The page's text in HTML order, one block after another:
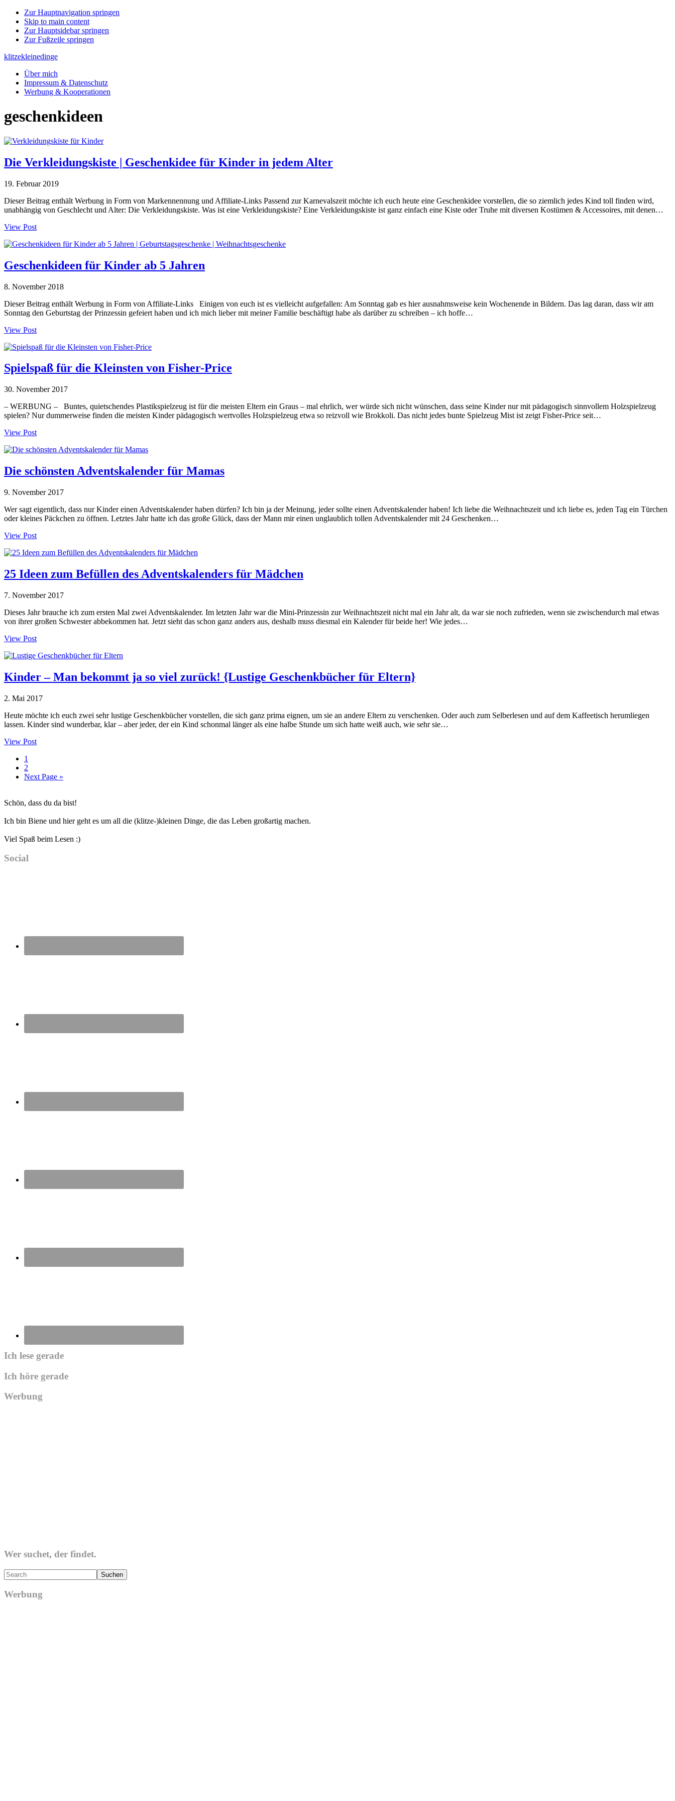
Zur Hauptnavigation springen
Skip to main content
Zur Hauptsidebar springen
Zur Fußzeile springen
klitzekleinedinge
Über mich
Impressum & Datenschutz
Werbung & Kooperationen
geschenkideen
Die Verkleidungskiste | Geschenkidee für Kinder in jedem Alter
19. Februar 2019
Dieser Beitrag enthält Werbung in Form von Markennennung und Affiliate-Links Passend zur Karnevalszeit möchte ich euch heute eine Geschenkidee vorstellen, die so ziemlich jedes Kind toll finden wird,
unabhängig von Geschlecht und Alter: Die Verkleidungskiste. Was ist eine Verkleidungskiste? Eine Verkleidungskiste ist ganz einfach eine Kiste oder Truhe mit diversen Kostümen & Accessoires, mit denen…
View Post
Geschenkideen für Kinder ab 5 Jahren
8. November 2018
Dieser Beitrag enthält Werbung in Form von Affiliate-Links Einigen von euch ist es vielleicht aufgefallen: Am Sonntag gab es hier ausnahmsweise kein Wochenende in Bildern. Das lag daran, dass wir am
Sonntag den Geburtstag der Prinzessin gefeiert haben und ich mich lieber mit meiner Familie beschäftigt habe als darüber zu schreiben – ich hoffe…
View Post
Spielspaß für die Kleinsten von Fisher-Price
30. November 2017
– WERBUNG – Buntes, quietschendes Plastikspielzeug ist für die meisten Eltern ein Graus – mal ehrlich, wer würde sich nicht wünschen, dass seine Kinder nur mit pädagogisch sinnvollem Holzspielzeug
spielen? Nur dummerweise finden die meisten Kinder pädagogisch wertvolles Holzspielzeug etwa so reizvoll wie Brokkoli. Das nicht jedes bunte Spielzeug Mist ist zeigt Fisher-Price seit…
View Post
Die schönsten Adventskalender für Mamas
9. November 2017
Wer sagt eigentlich, dass nur Kinder einen Adventskalender haben dürfen? Ich bin ja der Meinung, jeder sollte einen Adventskalender haben! Ich liebe die Weihnachtszeit und ich liebe es, jeden Tag ein Türchen
oder kleines Päckchen zu öffnen. Letztes Jahr hatte ich das große Glück, dass der Mann mir einen unglaublich tollen Adventskalender mit 24 Geschenken…
View Post
25 Ideen zum Befüllen des Adventskalenders für Mädchen
7. November 2017
Dieses Jahr brauche ich zum ersten Mal zwei Adventskalender. Im letzten Jahr war die Mini-Prinzessin zur Weihnachtszeit nicht mal ein Jahr alt, da war sie noch zufrieden, wenn sie zwischendurch mal etwas
von ihrer großen Schwester abbekommen hat. Jetzt sieht das schon ganz anders aus, deshalb muss diesmal ein Kalender für beide her! Wie jedes…
View Post
Kinder – Man bekommt ja so viel zurück! {Lustige Geschenkbücher für Eltern}
2. Mai 2017
Heute möchte ich euch zwei sehr lustige Geschenkbücher vorstellen, die sich ganz prima eignen, um sie an andere Eltern zu verschenken. Oder auch zum Selberlesen und auf dem Kaffeetisch herumliegen
lassen. Kinder sind wunderbar, klar – aber jeder, der ein Kind schonmal länger als eine halbe Stunde um sich hatte weiß auch, wie sehr sie…
View Post
Seite
1
Seite
2
Go
Next Page »
Sidebar
Schön, dass du da bist!
Ich bin Biene und hier geht es um all die (klitze-)kleinen Dinge, die das Leben großartig machen.
Viel Spaß beim Lesen :)
Social
Ich lese gerade
Ich höre gerade
Werbung
Wer suchet, der findet.
Search
Werbung